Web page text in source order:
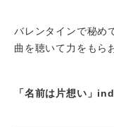
バレンタインで秘め
曲を聴いて力をもら
「名前は片想い」